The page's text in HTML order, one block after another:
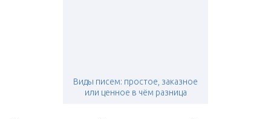
Виды писем: простое, заказное
или ценное в чём разница